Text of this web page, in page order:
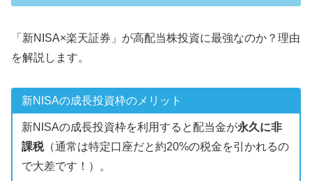
「新NISA×楽天証券」が高配当株投資に最強なのか？理由
を解説します。
新NISAの成長投資枠のメリット
新NISAの成長投資枠を利用すると配当金が永久に非
課税（通常は特定口座だと約20%の税金を引かれるの
で大差です！）。